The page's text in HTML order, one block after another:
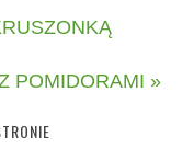
POMIDORAMI »